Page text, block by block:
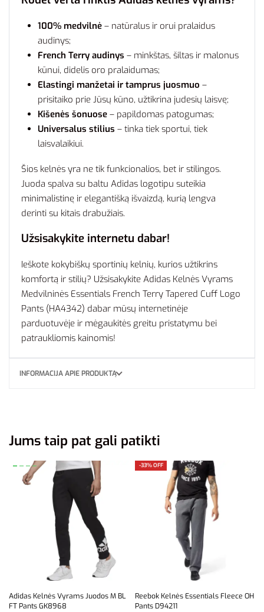
100% medvilnė – natūralus ir orui pralaidus
audinys;
French Terry audinys – minkštas, šiltas ir malonus
kūnui, didelis oro pralaidumas;
Elastingi manžetai ir tamprus juosmuo –
prisitaiko prie Jūsų kūno, užtikrina judesių laisvę;
Kišenės šonuose – papildomas patogumas;
Universalus stilius – tinka tiek sportui, tiek
laisvalaikiui.
Šios kelnės yra ne tik funkcionalios, bet ir stilingos.
Juoda spalva su baltu Adidas logotipu suteikia
minimalistinę ir elegantišką išvaizdą, kurią lengva
derinti su kitais drabužiais.
Užsisakykite internetu dabar!
Ieškote kokybiškų sportinių kelnių, kurios užtikrins
komfortą ir stilių? Užsisakykite Adidas Kelnės Vyrams
Medvilninės Essentials French Terry Tapered Cuff Logo
Pants (HA4342) dabar mūsų internetinėje
parduotuvėje ir mėgaukitės greitu pristatymu bei
patraukliomis kainomis!
INFORMACIJA APIE PRODUKTĄ
Jums taip pat gali patikti
Adidas Kelnės Vyrams Juodos M BL
FT Pants GK8968
-33% OFF
Reebok Kelnės Essentials Fleece OH
Pants D94211